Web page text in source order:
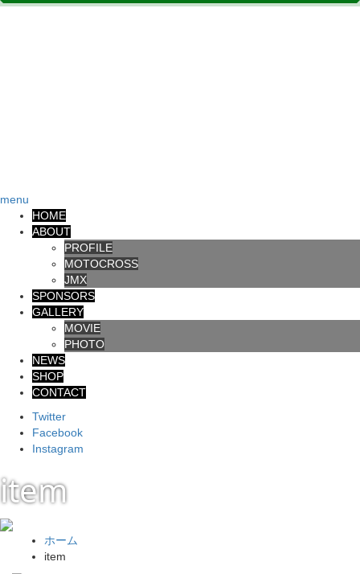
menu
HOME
ABOUT
PROFILE
MOTOCROSS
JMX
SPONSORS
GALLERY
MOVIE
PHOTO
NEWS
SHOP
CONTACT
Twitter
Facebook
Instagram
item
ホーム
item